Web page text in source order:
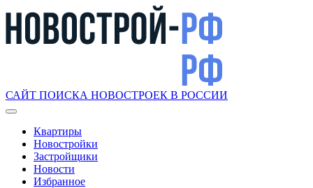
САЙТ ПОИСКА НОВОСТРОЕК В РОССИИ
Квартиры
Новостройки
Застройщики
Новости
Избранное